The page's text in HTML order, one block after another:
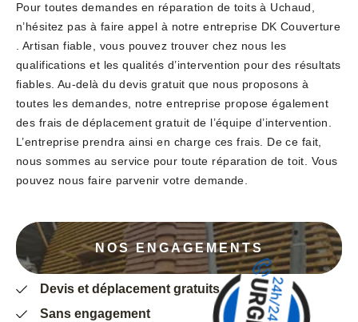
Pour toutes demandes en réparation de toits à Uchaud,
n’hésitez pas à faire appel à notre entreprise DK Couverture
. Artisan fiable, vous pouvez trouver chez nous les
qualifications et les qualités d’intervention pour des résultats
fiables. Au-delà du devis gratuit que nous proposons à
toutes les demandes, notre entreprise propose également
des frais de déplacement gratuit de l’équipe d’intervention.
L’entreprise prendra ainsi en charge ces frais. De ce fait,
nous sommes au service pour toute réparation de toit. Vous
pouvez nous faire parvenir votre demande.
NOS ENGAGEMENTS
Devis et déplacement gratuits
Sans engagement